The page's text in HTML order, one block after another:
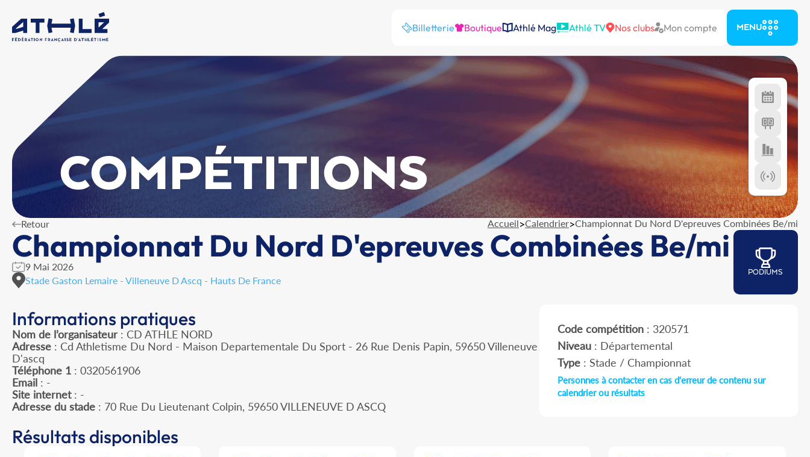
Billetterie Boutique Athlé Mag Athlé TV Nos clubs Mon compte MENU
COMPÉTITIONS
Retour Accueil>Calendrier>Championnat Du Nord D'epreuves Combinées Be/mi
Championnat Du Nord D'epreuves Combinées Be/mi
9 Mai 2026
Stade Gaston Lemaire - Villeneuve D Ascq - Hauts De France
PODIUMS
Informations pratiques
Nom de l’organisateur : CD ATHLE NORD
Adresse : Cd Athletisme Du Nord - Maison Departementale Du Sport - 26 Rue Denis Papin, 59650 Villeneuve
D'ascq
Téléphone 1 : 0320561906
Email : -
Site internet: -
Adresse du stade : 70 Rue Du Lieutenant Colpin, 59650 VILLENEUVE D ASCQ
Code compétition : 320571
Niveau : Départemental
Type : Stade / Championnat
Personnes à contacter en cas d'erreur de contenu sur
calendrier ou résultats
Résultats disponibles